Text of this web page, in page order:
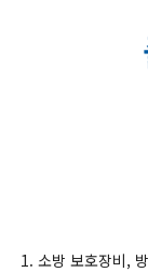
1. 소방 보호장비,